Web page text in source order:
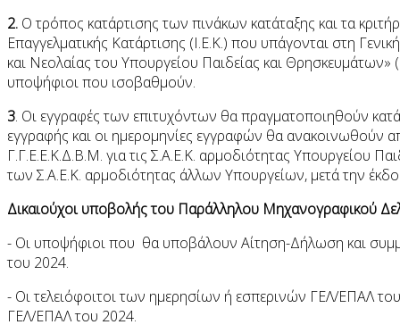
2. Ο τρόπος κατάρτισης των πινάκων κατάταξης και τα
Επαγγελματικής Κατάρτισης (Ι.Ε.Κ.) που υπάγονται στη
και Νεολαίας του Υπουργείου Παιδείας και
υποψήφιοι που ισοβαθμούν.
3. Οι εγγραφές των επιτυχόντων θα πραγματοποιηθούν
εγγραφής και οι ημερομηνίες εγγραφών θα ανακοινωθούν
Γ.Γ.Ε.Ε.Κ.Δ.Β.Μ. για τις Σ.Α.Ε.Κ. αρμοδιότητας Υπουργείου
των Σ.Α.Ε.Κ. αρμοδιότητας άλλων Υπουργείων, μετά την
Δικαιούχοι υποβολής του Παράλληλου Μηχανογραφικού
- Οι υποψήφιοι που θα υποβάλουν Αίτηση-Δήλωση και
του 2024.
- Οι τελειόφοιτοι των ημερησίων ή εσπερινών ΓΕΛ/ΕΠΑΛ
ΓΕΛ/ΕΠΑΛ του 2024.